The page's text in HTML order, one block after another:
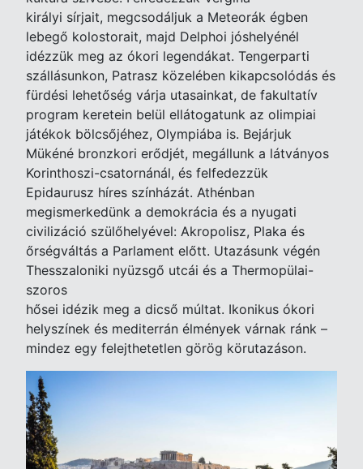
királyi sírjait, megcsodáljuk a Meteorák égben
lebegő kolostorait, majd Delphoi jóshelyénél
idézzük meg az ókori legendákat. Tengerparti
szállásunkon, Patrasz közelében kikapcsolódás és
fürdési lehetőség várja utasainkat, de fakultatív
program keretein belül ellátogatunk az olimpiai
játékok bölcsőjéhez, Olympiába is. Bejárjuk
Mükéné bronzkori erődjét, megállunk a látványos
Korinthoszi-csatornánál, és felfedezzük
Epidaurusz híres színházát. Athénban
megismerkedünk a demokrácia és a nyugati
civilizáció szülőhelyével: Akropolisz, Plaka és
őrségváltás a Parlament előtt. Utazásunk végén
Thesszaloniki nyüzsgő utcái és a Thermopülai-
szoros
hősei idézik meg a dicső múltat. Ikonikus ókori
helyszínek és mediterrán élmények várnak ránk –
mindez egy felejthetetlen görög körutazáson.